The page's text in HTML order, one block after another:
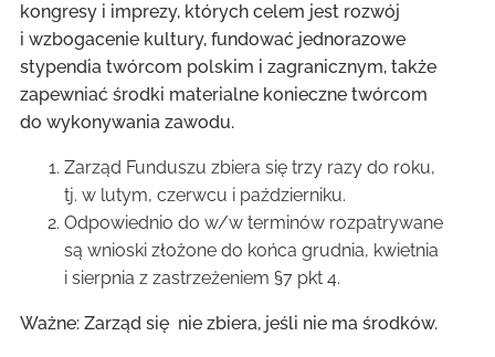
kongresy i imprezy, których celem jest rozwój
i wzbogacenie kultury, fundować jednorazowe
stypendia twórcom polskim i zagranicznym, także
zapewniać środki materialne konieczne twórcom
do wykonywania zawodu.
Zarząd Funduszu zbiera się trzy razy do roku,
tj. w lutym, czerwcu i październiku.
Odpowiednio do w/w terminów rozpatrywane
są wnioski złożone do końca grudnia, kwietnia
i sierpnia z zastrzeżeniem §7 pkt 4.
Ważne: Zarząd się nie zbiera, jeśli nie ma środków.